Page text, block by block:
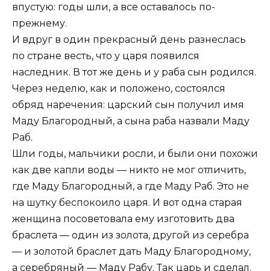
впустую: годы шли, а все оставалось по-
прежнему.
И вдруг в один прекрасный день разнеслась
по стране весть, что у царя появился
наследник. В тот же день и у раба сын родился.
Через неделю, как и положено, состоялся
обряд наречения: царский сын получил имя
Маду Благородный, а сына раба назвали Маду
Раб.
Шли годы, мальчики росли, и были они похожи
как две капли воды — никто не мог отличить,
где Маду Благородный, а где Маду Раб. Это не
на шутку беспокоило царя. И вот одна старая
женщина посоветовала ему изготовить два
браслета — один из золота, другой из серебра
— и золотой браслет дать Маду Благородному,
а серебряный — Маду Рабу. Так царь и сделал.